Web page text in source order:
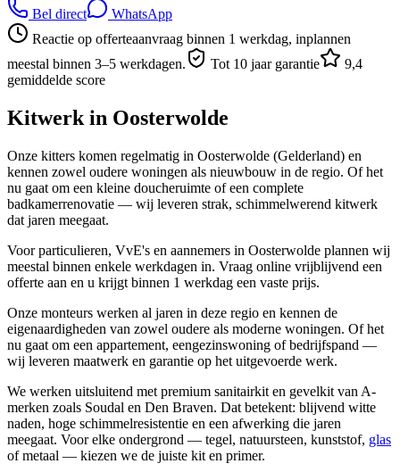
Bel direct
WhatsApp
Reactie op offerteaanvraag binnen 1 werkdag, inplannen
meestal binnen 3–5 werkdagen.
Tot 10 jaar garantie
9,4
gemiddelde score
Kitwerk in Oosterwolde
Onze kitters komen regelmatig in Oosterwolde (Gelderland) en
kennen zowel oudere woningen als nieuwbouw in de regio. Of het
nu gaat om een kleine doucheruimte of een complete
badkamerrenovatie — wij leveren strak, schimmelwerend kitwerk
dat jaren meegaat.
Voor particulieren, VvE's en aannemers in Oosterwolde plannen wij
meestal binnen enkele werkdagen in. Vraag online vrijblijvend een
offerte aan en u krijgt binnen 1 werkdag een vaste prijs.
Onze monteurs werken al jaren in deze regio en kennen de
eigenaardigheden van zowel oudere als moderne woningen. Of het
nu gaat om een appartement, eengezinswoning of bedrijfspand —
wij leveren maatwerk en garantie op het uitgevoerde werk.
We werken uitsluitend met premium sanitairkit en gevelkit van A-
merken zoals Soudal en Den Braven. Dat betekent: blijvend witte
naden, hoge schimmelresistentie en een afwerking die jaren
meegaat. Voor elke ondergrond — tegel, natuursteen, kunststof, glas
of metaal — kiezen we de juiste kit en primer.